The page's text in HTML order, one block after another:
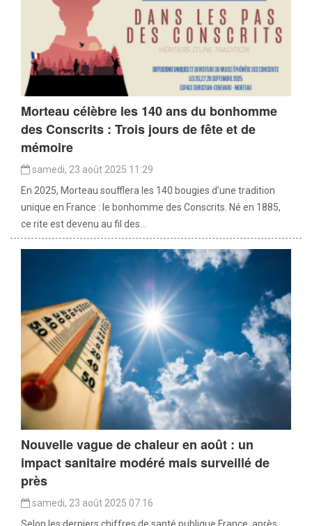
Morteau célèbre les 140 ans du bonhomme
des Conscrits : Trois jours de fête et de
mémoire
samedi, 23 août 2025 11:29
En 2025, Morteau soufflera les 140 bougies d’une tradition
unique en France : le bonhomme des Conscrits. Né en 1885,
ce rite est devenu au fil des...
Nouvelle vague de chaleur en août : un
impact sanitaire modéré mais surveillé de
près
samedi, 23 août 2025 07:16